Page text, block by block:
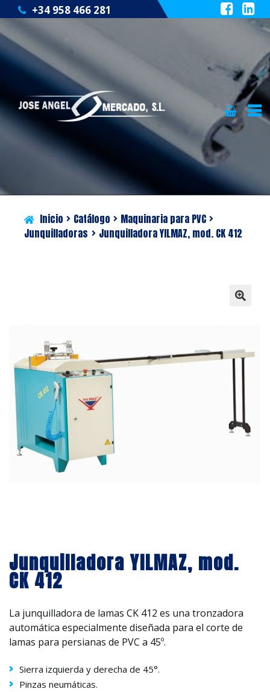
+34 958 466 281
Ir
a
navegación
Ir
al
contenido
QUIÉNES SOMOS
SERVICIOS
BLOG
Inicio Catálogo
Maquinaria para PVC
Junquilladoras
Junquilladora YILMAZ, mod. CK 412
Junquilladora YILMAZ, mod.
CK 412
La junquilladora de lamas CK 412 es una tronzadora
automática especialmente diseñada para el corte de
lamas para persianas de PVC a 45º.
Sierra izquierda y derecha de 45°.
Pinzas neumáticas.